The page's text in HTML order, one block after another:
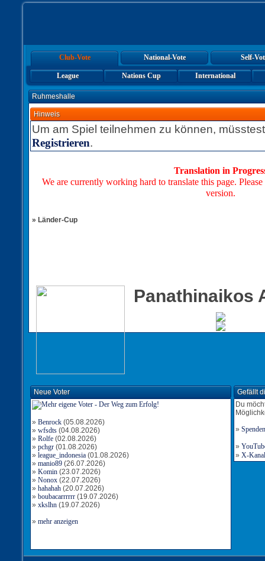
Club-Vote National-Vote Self-
League Nations Cup International
Ruhmeshalle
Hinweis
Um am Spiel teilnehmen zu können,
Registrieren.
Translation in
We are currently working hard to translate this page.
version.
» Länder-Cup
Panathinaikos
Neue Voter
» Benrock (05.08.2026)
» wfsdts (04.08.2026)
» Rolfe (02.08.2026)
» pchgr (01.08.2026)
» league_indonesia (01.08.2026)
» manio89 (26.07.2026)
» Komin (23.07.2026)
» Nonox (22.07.2026)
» hahahah (20.07.2026)
» boubacarrrrrr (19.07.2026)
» xkslhn (19.07.2026)
» mehr anzeigen
Gefällt
Du
» Spenden
»
» X-